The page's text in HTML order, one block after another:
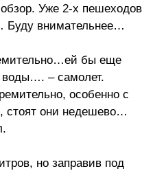
Уже 2-х пешеходов
Буду внимательнее…
бы еще
воды…. – самолет.
особенно с
стоят они недешево…
но заправив под